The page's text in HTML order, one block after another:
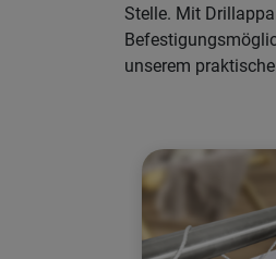
Stelle. Mit
unserem